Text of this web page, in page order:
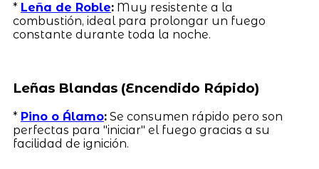
* Leña de Roble:Muy resistente a la
combustión, ideal para prolongar un fuego
constante durante toda la noche.
Leñas Blandas (Encendido Rápido)
* Pino o Álamo:Se consumen rápido pero son
perfectas para "iniciar" el fuego gracias a su
facilidad de ignición.